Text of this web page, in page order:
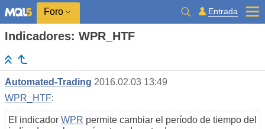
Foro Entrada
Indicadores: WPR_HTF
Automated-Trading 2016.02.03 13:49
WPR_HTF:
El indicador WPR permite cambiar el período de tiempo del